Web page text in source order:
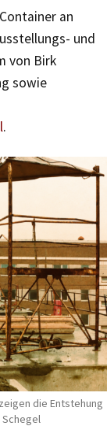
an
und
von Birk
sowie
.
die Entstehung